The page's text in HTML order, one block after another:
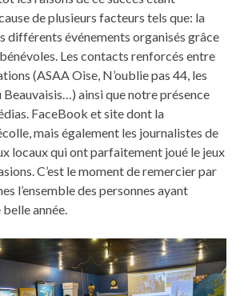
de plusieurs facteurs tels que: la
différents événements organisés grâce
Les contacts renforcés entre
(ASAA Oise, N’oublie pas 44, les
ainsi que notre présence
FaceBook et site dont la
mais également les journalistes de
locaux qui ont parfaitement joué le jeux
C’est le moment de remercier par
l’ensemble des personnes ayant
année.